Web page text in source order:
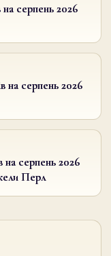
серпень 2026
на серпень 2026
на серпень 2026
Перл